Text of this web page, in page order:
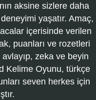
aksine sizlere daha
yaşatır. Amaç,
içerisinde verilen
puanları ve rozetleri
zeka ve beyin
Kelime Oyunu, türkçe
seven herkes için